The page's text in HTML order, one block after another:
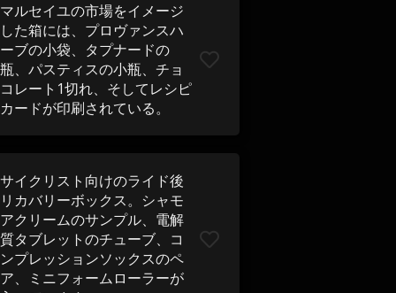
マルセイユの市場をイメージ
した箱には、プロヴァンスハ
ーブの小袋、タプナードの
瓶、パスティスの小瓶、チョ
コレート1切れ、そしてレシピ
カードが印刷されている。
サイクリスト向けのライド後
リカバリーボックス。シャモ
アクリームのサンプル、電解
質タブレットのチューブ、コ
ンプレッションソックスのペ
ア、ミニフォームローラーが